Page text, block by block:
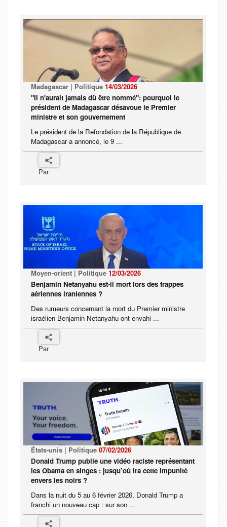
Madagascar | Politique 14/03/2026
"Il n'aurait jamais dû être nommé": pourquoi le
président de Madagascar désavoue le Premier
ministre et son gouvernement
Le président de la Refondation de la République de
Madagascar a annoncé, le 9 ...
Par
Moyen-orient | Politique 12/03/2026
Benjamin Netanyahu est-il mort lors des frappes
aériennes iraniennes ?
Des rumeurs concernant la mort du Premier ministre
israélien Benjamin Netanyahu ont envahi ...
Par
États-unis | Politique 07/02/2026
Donald Trump publie une vidéo raciste représentant
les Obama en singes : jusqu’où ira cette impunité
envers les noirs ?
Dans la nuit du 5 au 6 février 2026, Donald Trump a
franchi un nouveau cap : sur son ...